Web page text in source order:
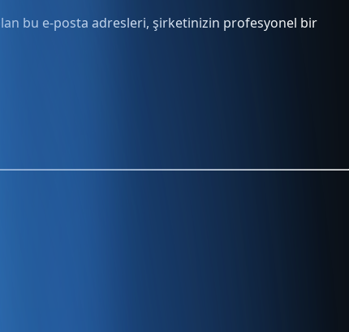
bu e-posta adresleri, şirketinizin profesyonel bir